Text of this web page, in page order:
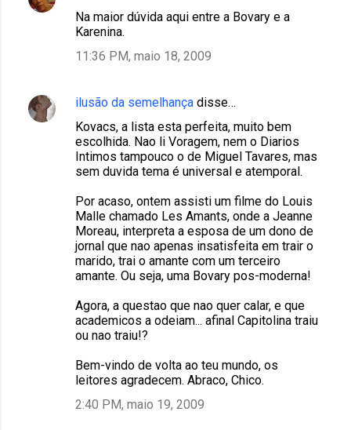
Na maior dúvida aqui entre a Bovary e a
Karenina.
11:36 PM, maio 18, 2009
ilusão da semelhança disse…
Kovacs, a lista esta perfeita, muito bem
escolhida. Nao li Voragem, nem o Diarios
Intimos tampouco o de Miguel Tavares, mas
sem duvida tema é universal e atemporal.
Por acaso, ontem assisti um filme do Louis
Malle chamado Les Amants, onde a Jeanne
Moreau, interpreta a esposa de um dono de
jornal que nao apenas insatisfeita em trair o
marido, trai o amante com um terceiro
amante. Ou seja, uma Bovary pos-moderna!
Agora, a questao que nao quer calar, e que
academicos a odeiam... afinal Capitolina traiu
ou nao traiu!?
Bem-vindo de volta ao teu mundo, os
leitores agradecem. Abraco, Chico.
2:40 PM, maio 19, 2009